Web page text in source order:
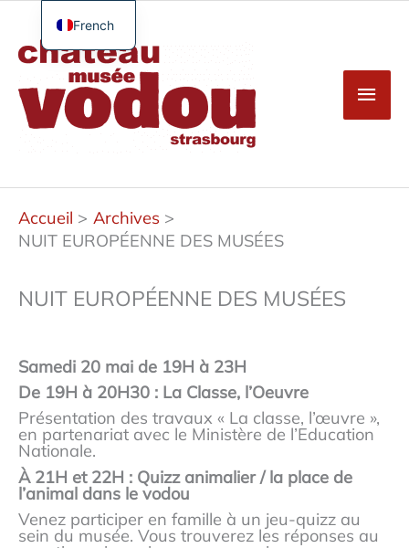
Aller
contenu
Accueil
Archives
NUIT EUROPÉENNE DES MUSÉES
NUIT EUROPÉENNE DES MUSÉES
Samedi 20 mai de 19H à 23H
De 19H à 20H30 : La Classe, l’Oeuvre
Présentation des travaux « La classe, l’œuvre »,
en partenariat avec le Ministère de l’Education
Nationale.
À 21H et 22H : Quizz animalier / la place de
l’animal dans le vodou
Venez participer en famille à un jeu-quizz au
sein du musée. Vous trouverez les réponses au
French
English
German
Spanish